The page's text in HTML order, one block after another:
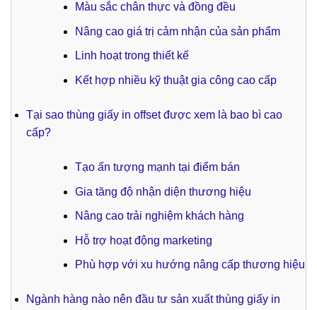
Màu sắc chân thực và đồng đều
Nâng cao giá trị cảm nhận của sản phẩm
Linh hoạt trong thiết kế
Kết hợp nhiều kỹ thuật gia công cao cấp
Tại sao thùng giấy in offset được xem là bao bì cao
cấp?
Tạo ấn tượng mạnh tại điểm bán
Gia tăng độ nhận diện thương hiệu
Nâng cao trải nghiệm khách hàng
Hỗ trợ hoạt động marketing
Phù hợp với xu hướng nâng cấp thương hiệu
Ngành hàng nào nên đầu tư sản xuất thùng giấy in